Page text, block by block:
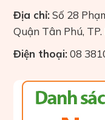
Địa chỉ:Số 28
Quận Tân Phú, TP.
Điện thoại: 08